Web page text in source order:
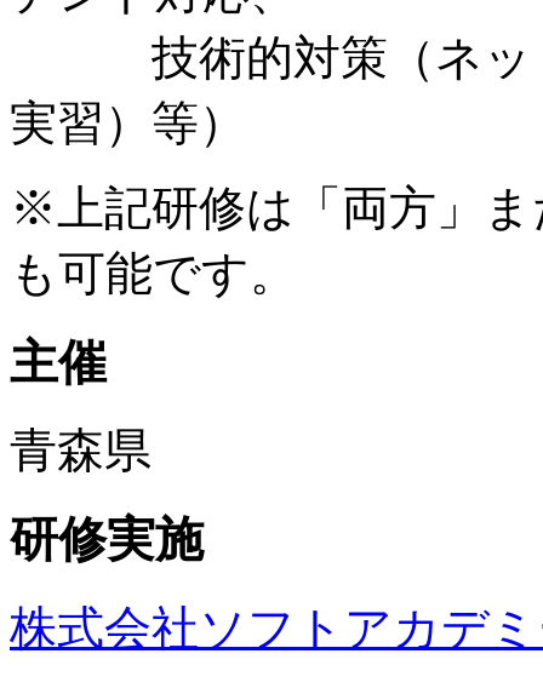
技術的対策（ネット
実習）等）
※上記研修は「両方」
も可能です。
主催
青森県
研修実施
株式会社ソフトアカデ